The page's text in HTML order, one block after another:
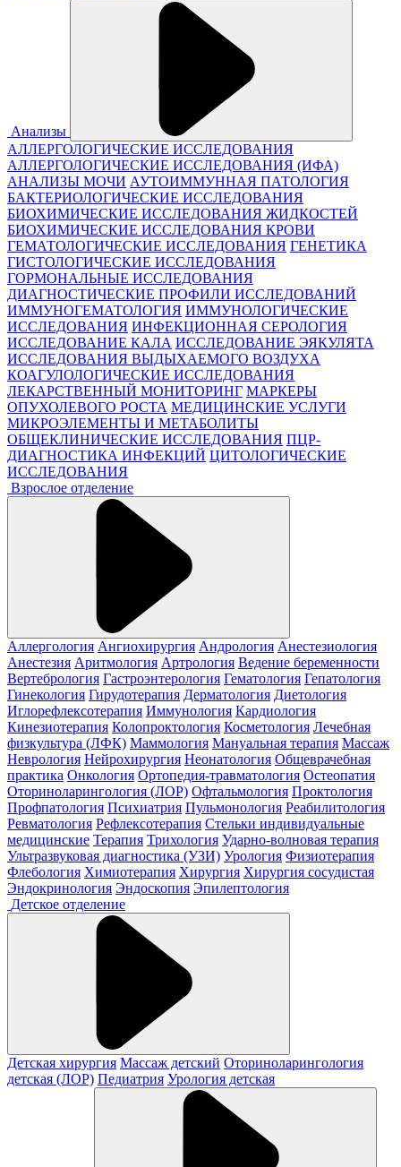
Анализы
АЛЛЕРГОЛОГИЧЕСКИЕ ИССЛЕДОВАНИЯ
АЛЛЕРГОЛОГИЧЕСКИЕ ИССЛЕДОВАНИЯ (ИФА)
АНАЛИЗЫ МОЧИ АУТОИММУННАЯ ПАТОЛОГИЯ
БАКТЕРИОЛОГИЧЕСКИЕ ИССЛЕДОВАНИЯ
БИОХИМИЧЕСКИЕ ИССЛЕДОВАНИЯ ЖИДКОСТЕЙ
БИОХИМИЧЕСКИЕ ИССЛЕДОВАНИЯ КРОВИ
ГЕМАТОЛОГИЧЕСКИЕ ИССЛЕДОВАНИЯ ГЕНЕТИКА
ГИСТОЛОГИЧЕСКИЕ ИССЛЕДОВАНИЯ
ГОРМОНАЛЬНЫЕ ИССЛЕДОВАНИЯ
ДИАГНОСТИЧЕСКИЕ ПРОФИЛИ ИССЛЕДОВАНИЙ
ИММУНОГЕМАТОЛОГИЯ ИММУНОЛОГИЧЕСКИЕ
ИССЛЕДОВАНИЯ ИНФЕКЦИОННАЯ СЕРОЛОГИЯ
ИССЛЕДОВАНИЕ КАЛА ИССЛЕДОВАНИЕ ЭЯКУЛЯТА
ИССЛЕДОВАНИЯ ВЫДЫХАЕМОГО ВОЗДУХА
КОАГУЛОЛОГИЧЕСКИЕ ИССЛЕДОВАНИЯ
ЛЕКАРСТВЕННЫЙ МОНИТОРИНГ МАРКЕРЫ
ОПУХОЛЕВОГО РОСТА МЕДИЦИНСКИЕ УСЛУГИ
МИКРОЭЛЕМЕНТЫ И МЕТАБОЛИТЫ
ОБЩЕКЛИНИЧЕСКИЕ ИССЛЕДОВАНИЯ ПЦР-
ДИАГНОСТИКА ИНФЕКЦИЙ ЦИТОЛОГИЧЕСКИЕ
ИССЛЕДОВАНИЯ
Взрослое отделение
Аллергология Ангиохирургия Андрология Анестезиология
Анестезия Аритмология Артрология Ведение беременности
Вертебрология Гастроэнтерология Гематология Гепатология
Гинекология Гирудотерапия Дерматология Диетология
Иглорефлексотерапия Иммунология Кардиология
Кинезиотерапия Колопроктология Косметология Лечебная
физкультура (ЛФК) Маммология Мануальная терапия Массаж
Неврология Нейрохирургия Неонатология Общеврачебная
практика Онкология Ортопедия-травматология Остеопатия
Оториноларингология (ЛОР) Офтальмология Проктология
Профпатология Психиатрия Пульмонология Реабилитология
Ревматология Рефлексотерапия Стельки индивидуальные
медицинские Терапия Трихология Ударно-волновая терапия
Ультразвуковая диагностика (УЗИ) Урология Физиотерапия
Флебология Химиотерапия Хирургия Хирургия сосудистая
Эндокринология Эндоскопия Эпилептология
Детское отделение
Детская хирургия Массаж детский Оториноларингология
детская (ЛОР) Педиатрия Урология детская